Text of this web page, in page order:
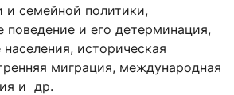
и семейной политики,
поведение и его детерминация,
историческая
миграция, международная
и др.